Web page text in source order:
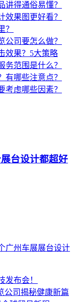
讲得通俗易懂？
效果图更好看？
？
公司要怎么做？
效果？5大策略
务范围是什么？
有哪些注意点？
考虑哪些因素？
台设计都超好
广州车展展台设计
发布会！
公司揭秘健康新篇